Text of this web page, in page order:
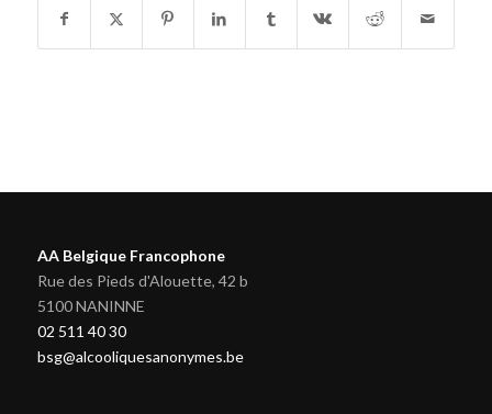
AA Belgique Francophone
Rue des Pieds d'Alouette, 42 b
5100 NANINNE
02 511 40 30
bsg@alcooliquesanonymes.be